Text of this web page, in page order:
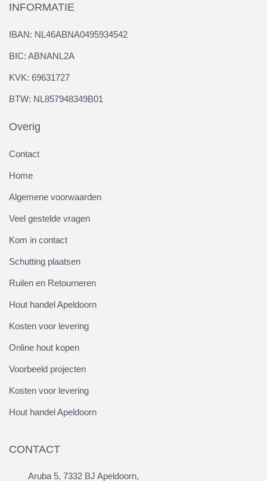
INFORMATIE
IBAN: NL46ABNA0495934542
BIC: ABNANL2A
KVK: 69631727
BTW: NL857948349B01
Overig
Contact
Home
Algemene voorwaarden
Veel gestelde vragen
Kom in contact
Schutting plaatsen
Ruilen en Retourneren
Hout handel Apeldoorn
Kosten voor levering
Online hout kopen
Voorbeeld projecten
Kosten voor levering
Hout handel Apeldoorn
CONTACT
Aruba 5, 7332 BJ Apeldoorn,